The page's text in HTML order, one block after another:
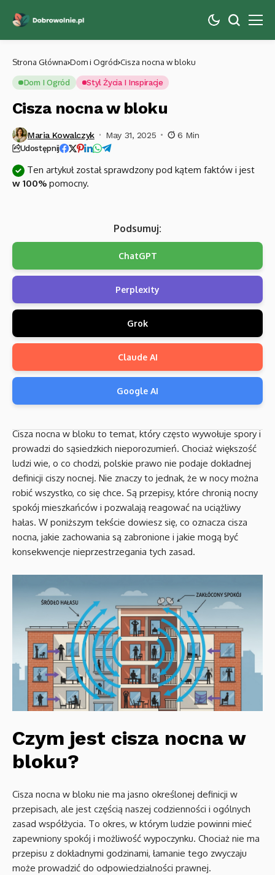
Strona Główna Dom i Ogród Cisza nocna w bloku
Dom I Ogród Styl Życia I Inspiracje
Cisza nocna w bloku
Maria Kowalczyk May 31, 2025 6 Min
Udostępnij
Ten artykuł został sprawdzony pod kątem faktów i jest
w 100% pomocny.
Podsumuj:
ChatGPT
Perplexity
Grok
Claude AI
Google AI
Cisza nocna w bloku to temat, który często wywołuje spory i
prowadzi do sąsiedzkich nieporozumień. Chociaż większość
ludzi wie, o co chodzi, polskie prawo nie podaje dokładnej
definicji ciszy nocnej. Nie znaczy to jednak, że w nocy można
robić wszystko, co się chce. Są przepisy, które chronią nocny
spokój mieszkańców i pozwalają reagować na uciążliwy
hałas. W poniższym tekście dowiesz się, co oznacza cisza
nocna, jakie zachowania są zabronione i jakie mogą być
konsekwencje nieprzestrzegania tych zasad.
Czym jest cisza nocna w
bloku?
Cisza nocna w bloku nie ma jasno określonej definicji w
przepisach, ale jest częścią naszej codzienności i ogólnych
zasad współżycia. To okres, w którym ludzie powinni mieć
zapewniony spokój i możliwość wypoczynku. Chociaż nie ma
przepisu z dokładnymi godzinami, łamanie tego zwyczaju
może prowadzić do odpowiedzialności prawnej.